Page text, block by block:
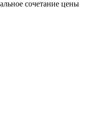
сочетание цены